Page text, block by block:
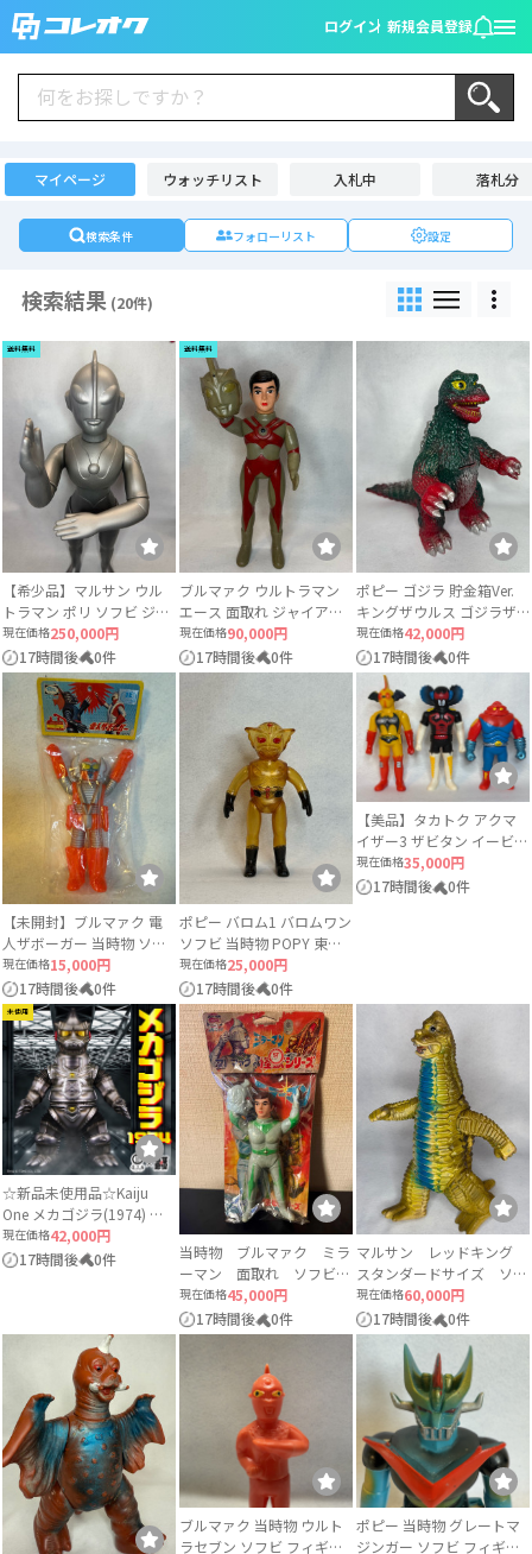
ログイン 新規会員登録
マイページ ウォッチリスト 入札中 落札分
検索条件 フォローリスト 設定
検索結果 (20件)
送料無料
【希少品】マルサン ウル
トラマン ポリ ソフビ ジャ
イアントサイズ 当時物 約
49〜50cm
現在価格250,000円
17時間後
0件
送料無料
ブルマァク ウルトラマン
エース 面取れ ジャイアン
トサイズ ソフビ
現在価格90,000円
17時間後
0件
ポピー ゴジラ 貯金箱Ver.
キングザウルス ゴジラザ
ウルス 当時物
現在価格42,000円
17時間後
0件
【未開封】ブルマァク 電
人ザボーガー 当時物 ソフ
ビ ロボット
現在価格15,000円
17時間後
0件
ポピー バロム1 バロムワン
ソフビ 当時物 POPY 東映
スケルトン
現在価格25,000円
17時間後
0件
【美品】タカトク アクマ
イザー3 ザビタン イービル
ガブラ 3体セット ソフビ
現在価格35,000円
17時間後
0件
未使用
☆新品未使用品☆Kaiju
One メカゴジラ(1974) ソ
フビ 墓場の画廊
現在価格42,000円
17時間後
0件
当時物 ブルマァク ミラ
ーマン 面取れ ソフビ
円谷プロ
現在価格45,000円
17時間後
0件
マルサン レッドキング
スタンダードサイズ ソフ
ビ
現在価格60,000円
17時間後
0件
ブルマァク 当時物 ウルト
ラセブン ソフビ フィギュ
ポピー 当時物 グレートマ
ジンガー ソフビ フィギュ